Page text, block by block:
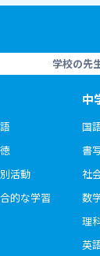
学校の先
活動
的な学習
中
国
書
社
数
理
英